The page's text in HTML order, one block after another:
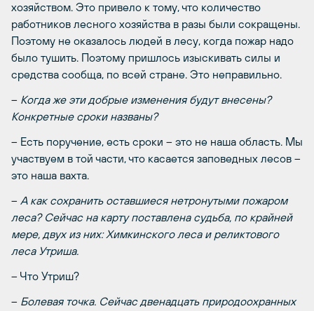
хозяйством. Это привело к тому, что количество
работников лесного хозяйства в разы были сокращены.
Поэтому не оказалось людей в лесу, когда пожар надо
было тушить. Поэтому пришлось изыскивать силы и
средства сообща, по всей стране. Это неправильно.
– Когда же эти добрые изменения будут внесены?
Конкретные сроки названы?
– Есть поручение, есть сроки – это не наша область. Мы
участвуем в той части, что касается заповедных лесов –
это наша вахта.
– А как сохранить оставшиеся нетронутыми пожаром
леса? Сейчас на карту поставлена судьба, по крайней
мере, двух из них: Химкинского леса и реликтового
леса Утриша.
– Что Утриш?
– Болевая точка. Сейчас двенадцать природоохранных